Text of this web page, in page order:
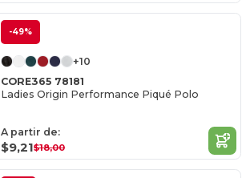
-49%
+10
CORE365 78181
Ladies Origin Performance Piqué Polo
A partir de:
$9,21$18,00